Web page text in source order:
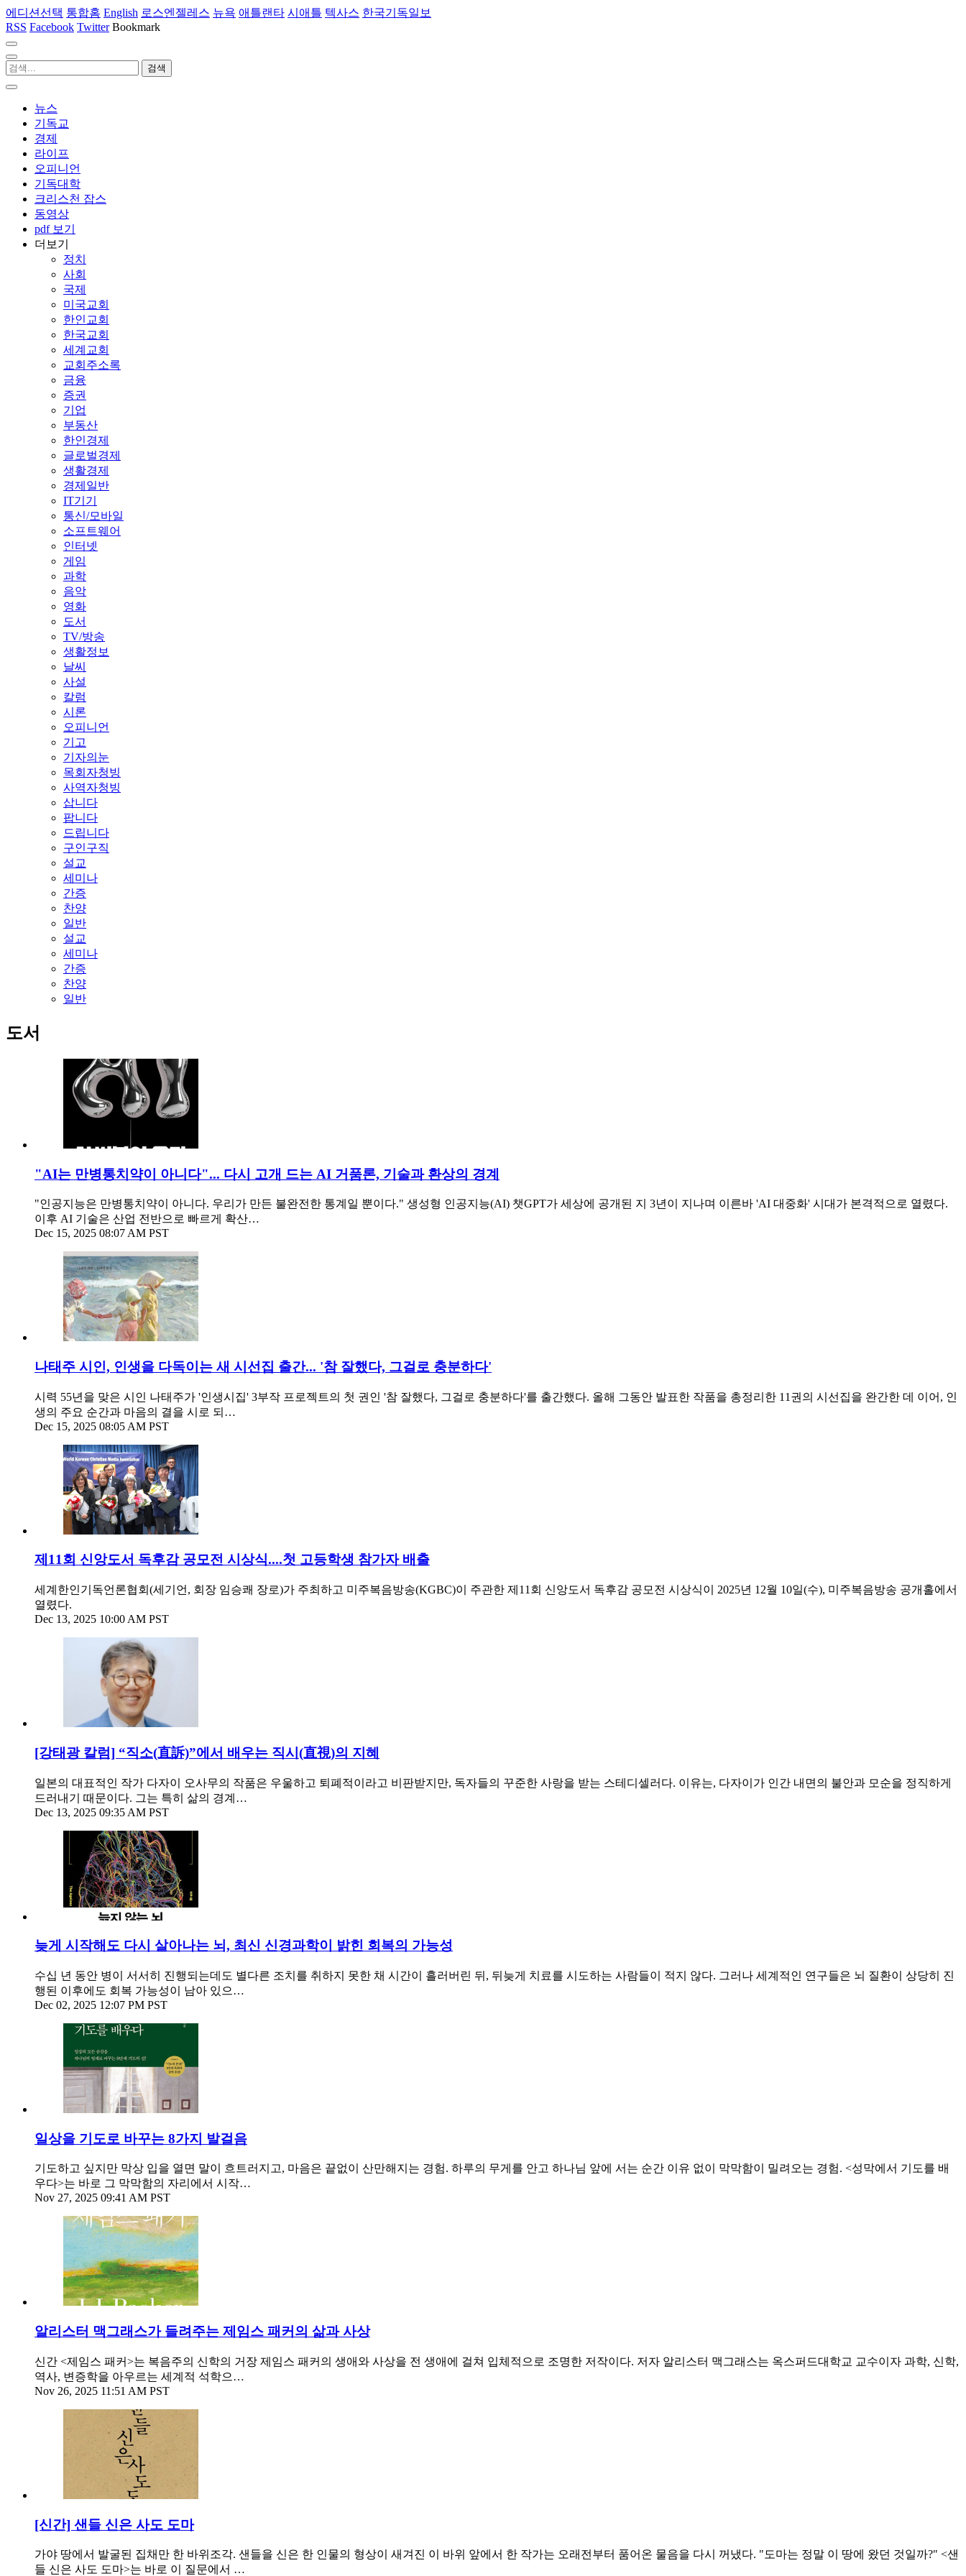
에디션선택 통합홈 English 로스엔젤레스 뉴욕 애틀랜타 시애틀 텍사스 한국기독일보
RSS Facebook Twitter Bookmark
뉴스
기독교
경제
라이프
오피니언
기독대학
크리스천 잡스
동영상
pdf 보기
더보기
정치
사회
국제
미국교회
한인교회
한국교회
세계교회
교회주소록
금융
증권
기업
부동산
한인경제
글로벌경제
생활경제
경제일반
IT기기
통신/모바일
소프트웨어
인터넷
게임
과학
음악
영화
도서
TV/방송
생활정보
날씨
사설
칼럼
시론
오피니언
기고
기자의눈
목회자청빙
사역자청빙
삽니다
팝니다
드립니다
구인구직
설교
세미나
간증
찬양
일반
설교
세미나
간증
찬양
일반
도서
"AI는 만병통치약이 아니다"... 다시 고개 드는 AI 거품론, 기술과 환상의 경계
"인공지능은 만병통치약이 아니다. 우리가 만든 불완전한 통계일 뿐이다." 생성형 인공지능(AI) 챗GPT가 세상에 공개된 지 3년이 지나며 이른바 'AI 대중화' 시대가 본격적으로 열렸다.
이후 AI 기술은 산업 전반으로 빠르게 확산…
Dec 15, 2025 08:07 AM PST
나태주 시인, 인생을 다독이는 새 시선집 출간... '참 잘했다, 그걸로 충분하다'
시력 55년을 맞은 시인 나태주가 '인생시집' 3부작 프로젝트의 첫 권인 '참 잘했다, 그걸로 충분하다'를 출간했다. 올해 그동안 발표한 작품을 총정리한 11권의 시선집을 완간한 데 이어, 인
생의 주요 순간과 마음의 결을 시로 되…
Dec 15, 2025 08:05 AM PST
제11회 신앙도서 독후감 공모전 시상식....첫 고등학생 참가자 배출
세계한인기독언론협회(세기언, 회장 임승쾌 장로)가 주최하고 미주복음방송(KGBC)이 주관한 제11회 신앙도서 독후감 공모전 시상식이 2025년 12월 10일(수), 미주복음방송 공개홀에서
열렸다.
Dec 13, 2025 10:00 AM PST
[강태광 칼럼] “직소(直訴)”에서 배우는 직시(直視)의 지혜
일본의 대표적인 작가 다자이 오사무의 작품은 우울하고 퇴폐적이라고 비판받지만, 독자들의 꾸준한 사랑을 받는 스테디셀러다. 이유는, 다자이가 인간 내면의 불안과 모순을 정직하게
드러내기 때문이다. 그는 특히 삶의 경계…
Dec 13, 2025 09:35 AM PST
늦게 시작해도 다시 살아나는 뇌, 최신 신경과학이 밝힌 회복의 가능성
수십 년 동안 병이 서서히 진행되는데도 별다른 조치를 취하지 못한 채 시간이 흘러버린 뒤, 뒤늦게 치료를 시도하는 사람들이 적지 않다. 그러나 세계적인 연구들은 뇌 질환이 상당히 진
행된 이후에도 회복 가능성이 남아 있으…
Dec 02, 2025 12:07 PM PST
일상을 기도로 바꾸는 8가지 발걸음
기도하고 싶지만 막상 입을 열면 말이 흐트러지고, 마음은 끝없이 산만해지는 경험. 하루의 무게를 안고 하나님 앞에 서는 순간 이유 없이 막막함이 밀려오는 경험. <성막에서 기도를 배
우다>는 바로 그 막막함의 자리에서 시작…
Nov 27, 2025 09:41 AM PST
알리스터 맥그래스가 들려주는 제임스 패커의 삶과 사상
신간 <제임스 패커>는 복음주의 신학의 거장 제임스 패커의 생애와 사상을 전 생애에 걸쳐 입체적으로 조명한 저작이다. 저자 알리스터 맥그래스는 옥스퍼드대학교 교수이자 과학, 신학,
역사, 변증학을 아우르는 세계적 석학으…
Nov 26, 2025 11:51 AM PST
[신간] 샌들 신은 사도 도마
가야 땅에서 발굴된 집채만 한 바위조각. 샌들을 신은 한 인물의 형상이 새겨진 이 바위 앞에서 한 작가는 오래전부터 품어온 물음을 다시 꺼냈다. "도마는 정말 이 땅에 왔던 것일까?" <샌
들 신은 사도 도마>는 바로 이 질문에서 …